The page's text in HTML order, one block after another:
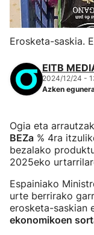
Erosketa-saskia.
EITB
2024/12/24 -
Azken
Ogia eta
BEZa % 4ra
bezalako
2025eko
Espainiako
urte berrirako
erosketa-saskian
ekonomikoen